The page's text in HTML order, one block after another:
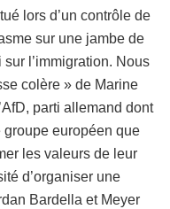
lors d’un contrôle de
sur une jambe de
l’immigration. Nous
colère » de Marine
parti allemand dont
groupe européen que
les valeurs de leur
d’organiser une
Bardella et Meyer